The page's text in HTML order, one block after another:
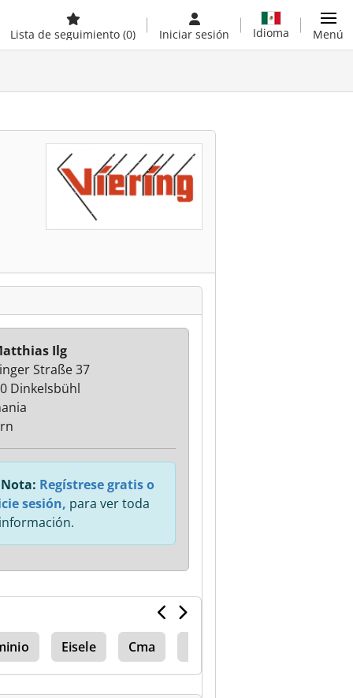
Lista de seguimiento (0) Iniciar sesión Idioma Menú
Ilg
Straße 37
Dinkelsbühl
Regístrese gratis o
sesión, para ver toda
Eisele Cma